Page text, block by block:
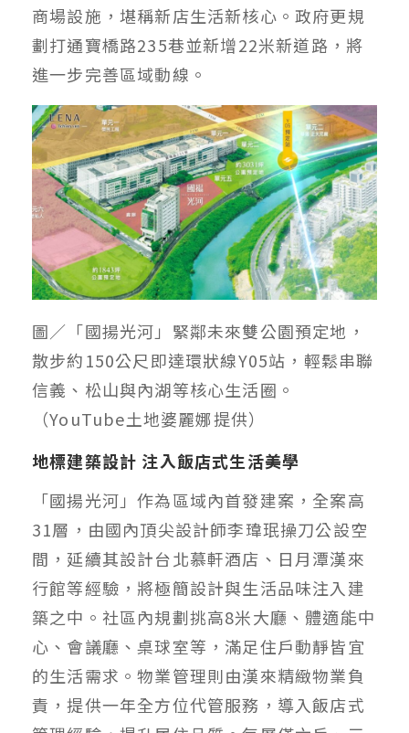
商場設施，堪稱新店生活新核心。政府更規
劃打通寶橋路235巷並新增22米新道路，將
進一步完善區域動線。
圖／「國揚光河」緊鄰未來雙公園預定地，
散步約150公尺即達環狀線Y05站，輕鬆串聯
信義、松山與內湖等核心生活圈。
（YouTube土地婆麗娜提供）
地標建築設計 注入飯店式生活美學
「國揚光河」作為區域內首發建案，全案高
31層，由國內頂尖設計師李瑋珉操刀公設空
間，延續其設計台北慕軒酒店、日月潭漢來
行館等經驗，將極簡設計與生活品味注入建
築之中。社區內規劃挑高8米大廳、體適能中
心、會議廳、桌球室等，滿足住戶動靜皆宜
的生活需求。物業管理則由漢來精緻物業負
責，提供一年全方位代管服務，導入飯店式